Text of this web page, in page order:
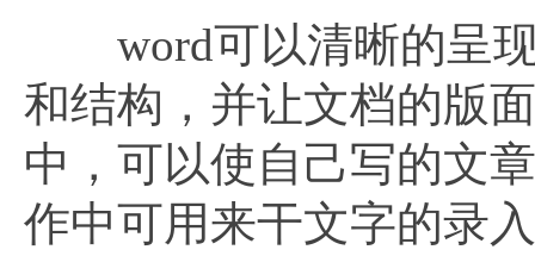
word可以清晰的呈现
和结构，并让文档的版
中，可以使自己写的文
作中可用来干文字的录